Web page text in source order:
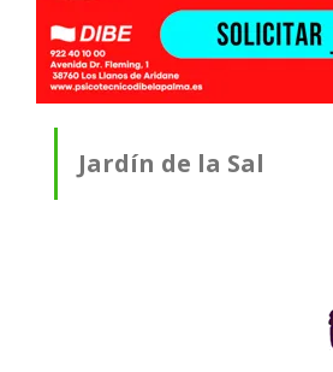
Jardín de la Sal